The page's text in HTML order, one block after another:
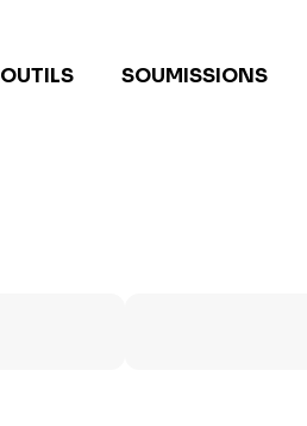
OUTILS SOUMISSIONS